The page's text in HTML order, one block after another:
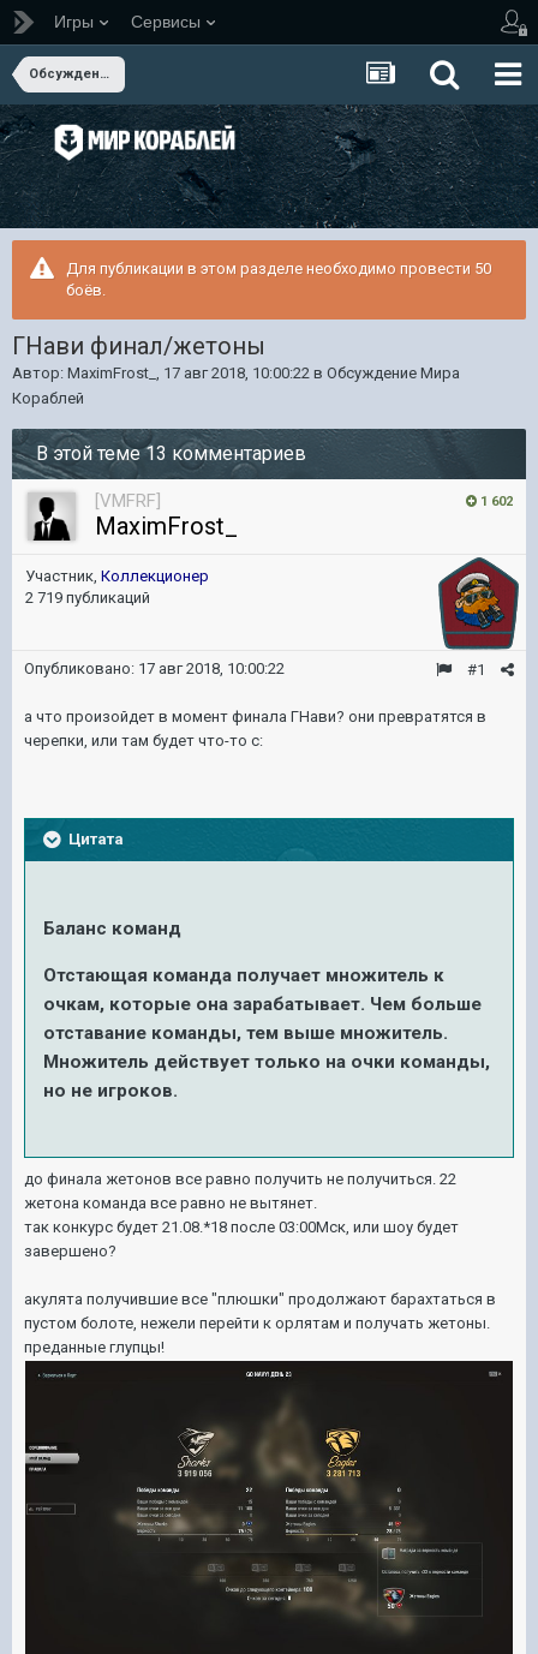
Игры Сервисы
Обсуждение Мира Кораблей
Для публикации в этом разделе необходимо провести 50
боёв.
ГНави финал/жетоны
Автор: MaximFrost_ , 17 авг 2018, 10:00:22 в Обсуждение Мира
Кораблей
В этой теме 13 комментариев
1 602
[VMFRF]
MaximFrost_
Участник, Коллекционер
2 719 публикаций
#1
Опубликовано: 17 авг 2018, 10:00:22
а что произойдет в момент финала ГНави? они превратятся в
черепки, или там будет что-то с:
Цитата
Баланс команд
Отстающая команда получает множитель к
очкам, которые она зарабатывает. Чем больше
отставание команды, тем выше множитель.
Множитель действует только на очки команды,
но не игроков.
до финала жетонов все равно получить не получиться. 22
жетона команда все равно не вытянет.
так конкурс будет 21.08.*18 после 03:00Мск, или шоу будет
завершено?
акулята получившие все "плюшки" продолжают барахтаться в
пустом болоте, нежели перейти к орлятам и получать жетоны.
преданные глупцы!